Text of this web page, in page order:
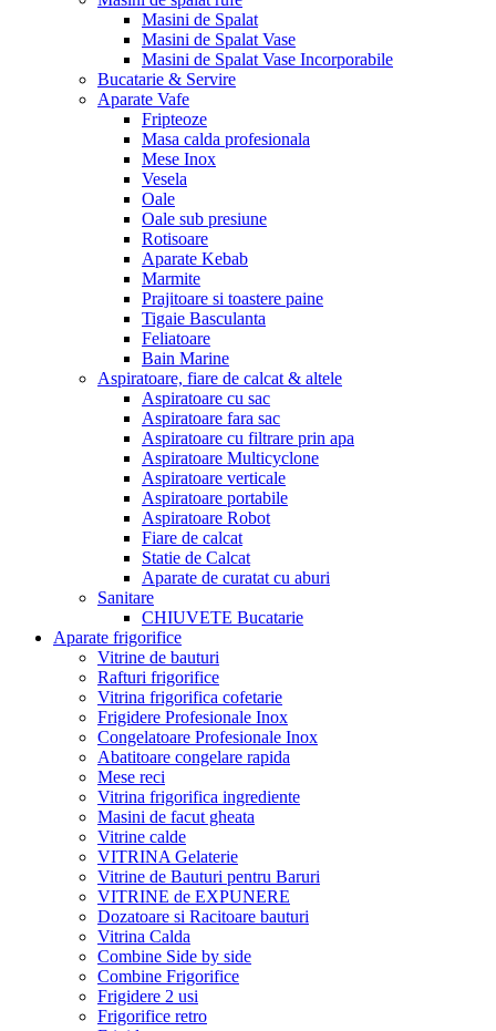
Masini de Spalat
Masini de Spalat Vase
Masini de Spalat Vase Incorporabile
Bucatarie & Servire
Aparate Vafe
Fripteoze
Masa calda profesionala
Mese Inox
Vesela
Oale
Oale sub presiune
Rotisoare
Aparate Kebab
Marmite
Prajitoare si toastere paine
Tigaie Basculanta
Feliatoare
Bain Marine
Aspiratoare, fiare de calcat & altele
Aspiratoare cu sac
Aspiratoare fara sac
Aspiratoare cu filtrare prin apa
Aspiratoare Multicyclone
Aspiratoare verticale
Aspiratoare portabile
Aspiratoare Robot
Fiare de calcat
Statie de Calcat
Aparate de curatat cu aburi
Sanitare
CHIUVETE Bucatarie
Aparate frigorifice
Vitrine de bauturi
Rafturi frigorifice
Vitrina frigorifica cofetarie
Frigidere Profesionale Inox
Congelatoare Profesionale Inox
Abatitoare congelare rapida
Mese reci
Vitrina frigorifica ingrediente
Masini de facut gheata
Vitrine calde
VITRINA Gelaterie
Vitrine de Bauturi pentru Baruri
VITRINE de EXPUNERE
Dozatoare si Racitoare bauturi
Vitrina Calda
Combine Side by side
Combine Frigorifice
Frigidere 2 usi
Frigorifice retro